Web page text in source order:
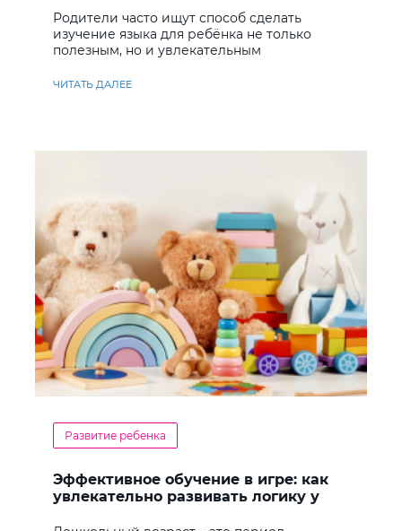
Родители часто ищут способ сделать
изучение языка для ребёнка не только
полезным, но и увлекательным
ЧИТАТЬ ДАЛЕЕ
Развитие ребенка
Эффективное обучение в игре: как
увлекательно развивать логику у